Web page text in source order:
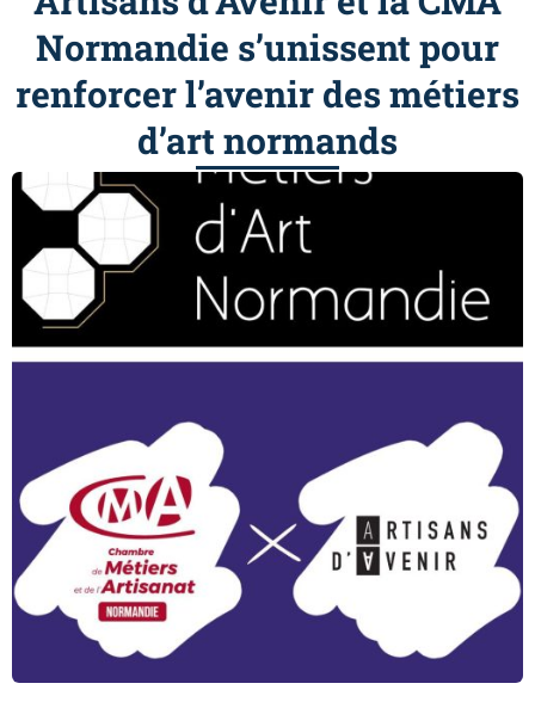
Normandie s’unissent pour
renforcer l’avenir des métiers
d’art normands